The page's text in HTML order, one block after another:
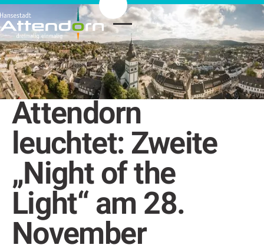
Attendorn
leuchtet: Zweite
„Night of the
Light“ am 28.
November